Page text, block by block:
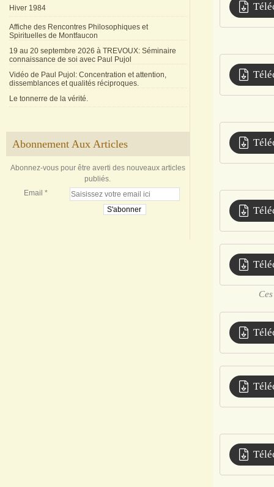
Hiver 1984
Affiche des Rencontres Philosophiques et
Spirituelles de Montfaucon
19 au 20 septembre 2026 à TREVOUX: Séminaire
connaissance de soi avec Paul Pujol
Vidéo de Paul Pujol: Concentration et attention,
dissemblances et qualités réciproques.
Le tonnerre de la vérité.
Abonnement Aux Articles
Abonnez-vous pour être averti des nouveaux articles
publiés.
Email